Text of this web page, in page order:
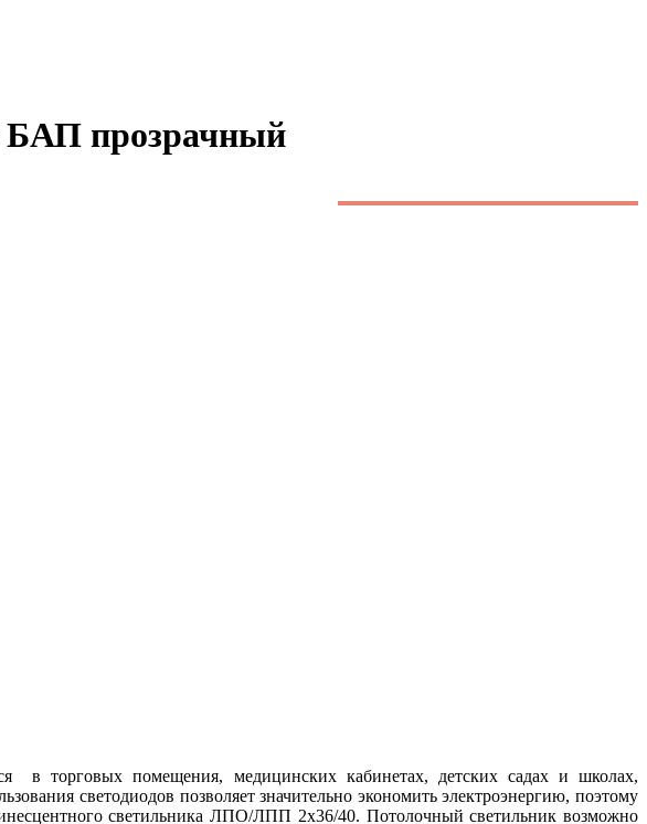
БАП прозрачный
торговых помещения, медицинских кабинетах, детских садах и школах,
светодиодов позволяет значительно экономить электроэнергию, поэтому
светильника ЛПО/ЛПП 2х36/40. Потолочный светильник возможно